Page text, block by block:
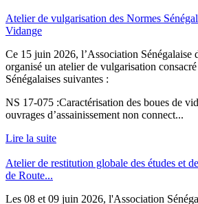
Atelier de vulgarisation des Normes
Vidange
Ce 15 juin 2026, l’Association Sénégalaise
organisé un atelier de vulgarisation
Sénégalaises suivantes :
NS 17-075 :Caractérisation des boues de
ouvrages d’assainissement non connect...
Lire la suite
Atelier de restitution globale des études et
de Route...
Les 08 et 09 juin 2026, l'Association